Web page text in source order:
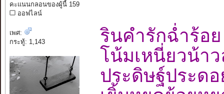
คะแนนกลอนของผู้นี้ 159
ออฟไลน์
เพศ:
กระทู้: 1,143
รินคำรักฉ่ำร้
โน้มเหนี่ยวน้า
ประดิษฐ์ประด